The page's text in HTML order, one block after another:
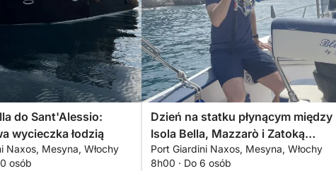
do Sant'Alessio:
wycieczka łodzią
Naxos, Mesyna, Włochy
osób
Dzień na statku płynącym między
Isola Bella, Mazzarò i Zatoką
Syren.
Port Giardini Naxos, Mesyna, Włochy
8h00 · Do 6 osób